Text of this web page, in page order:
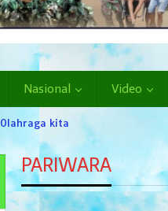
Nasional Video
Olahraga kita
PARIWARA